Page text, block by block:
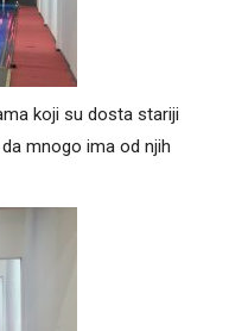
koji su dosta stariji
mnogo ima od njih